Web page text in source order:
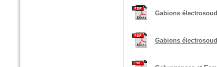
Gabions
Gabions